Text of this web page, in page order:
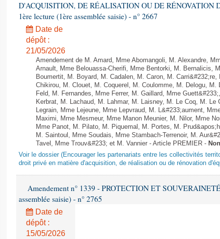
D'ACQUISITION, DE RÉALISATION OU DE RÉNOVATION
1ère lecture (1ère assemblée saisie) - n° 2667
Date de
dépôt :
21/05/2026
Amendement de M. Amard, Mme Abomangoli, M. Alexandre,
Arnault, Mme Belouassa-Cherifi, Mme Bentorki, M. Bernalicis,
Boumertit, M. Boyard, M. Cadalen, M. Caron, M.
Chikirou, M. Clouet, M. Coquerel, M. Coulomme, M. Delogu, M.
Feld, M. Fernandes, Mme Ferrer, M. Gaillard, Mme
Kerbrat, M. Lachaud, M. Lahmar, M. Laisney, M. Le Coq, M. Le
Legrain, Mme Lejeune, Mme Lepvraud, M. L&#233;aument,
Maximi, Mme Mesmeur, Mme Manon Meunier, M. Nilor, Mme
Mme Panot, M. Pilato, M. Piquemal, M. Portes, M.
M. Saintoul, Mme Soudais, Mme Stambach-Terrenoir, M.
Tavel, Mme Trouv&#233; et M. Vannier - Article PREMIER -
Voir le dossier (Encourager les partenariats entre les collectivités
droit privé en matière d'acquisition, de réalisation ou de rénovation
Amendement n° 1339 - PROTECTION ET
assemblée saisie) - n° 2765
Date de
dépôt :
15/05/2026